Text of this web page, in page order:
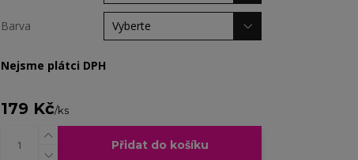
Barva
Nejsme plátci DPH
179 Kč/ks
Přidat do košíku